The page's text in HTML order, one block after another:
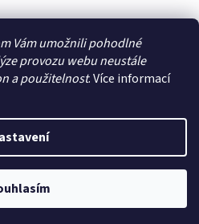
Vám umožnili pohodlné
provozu webu neustále
a použitelnost. Více informací
- Pro Vaše zdraví. Všechna práva